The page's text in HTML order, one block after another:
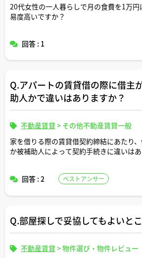
20代女性の一人暮らしで月の食費を1万
易度高いですか？
回答 : 1
Q.アパートの賃貸借の際に借主
助人かで違いはありますか？
不動産賃貸 > その他不動産賃貸一般
家を借りる際の賃貸借契約締結にあたり
か被補助人によって契約手続きに違いは
回答 : 2 ベストアンサー
Q.部屋探しで妥協してもよいと
不動産賃貸 >物件選び・物件レビュー